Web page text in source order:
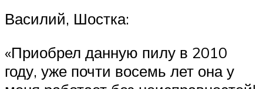
Василий, Шостка:
«Приобрел данную пилу в 2010
году, уже почти восемь лет она у